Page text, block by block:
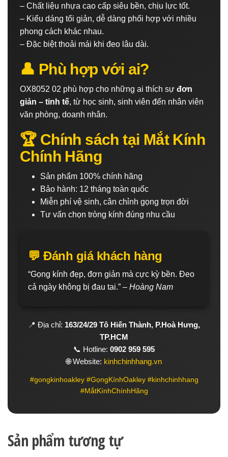
– Chất liệu nhựa cao cấp siêu bền, chịu lực tốt.
– Kiểu dáng tối giản, dễ dàng phối hợp với nhiều
phong cách khác nhau.
– Đặc biệt thoải mái khi đeo lâu dài.
👤 Phù hợp với ai?
OX8052 02 phù hợp cho những ai thích sự đơn
giản – tinh tế, từ học sinh, sinh viên đến nhân viên
văn phòng, doanh nhân.
🏆 Chính sách tại Mắt Kính
Chính Hãng
Sản phẩm 100% chính hãng
Bảo hành: 12 tháng toàn quốc
Miễn phí vệ sinh, cân chỉnh gọng trọn đời
Tư vấn chọn tròng kính đúng nhu cầu
💬 Đánh giá khách hàng
“Gọng kính đẹp, đơn giản mà cực kỳ bền. Đeo
cả ngày không bị đau tai.” – Hoàng Nam
📍 Địa chỉ: 163/24/29 Tô Hiến Thành, P.Hoà Hưng,
TP.HCM
📞 Hotline: 0902 959 595
🌐 Website: kinhchinhhang.vn
#gongkinhoakley #GọngKínhOakley #kinhchinhhang
#MắtKínhChínhHãng
Sản phẩm tương tự